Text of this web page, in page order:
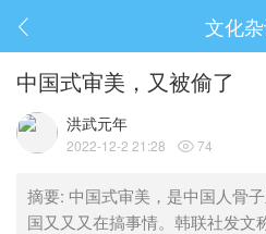
 文化
中国式审美，又被偷了
洪武元年
2022-12-2 21:28 74
摘要: 中国式审美，是中国人骨
国又又又在搞事情。韩联社发文